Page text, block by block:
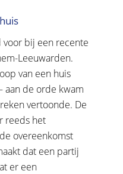
bij een recente
Leeuwarden.
van een huis
aan de orde kwam
vertoonde. De
reeds het
overeenkomst
dat een partij
er een